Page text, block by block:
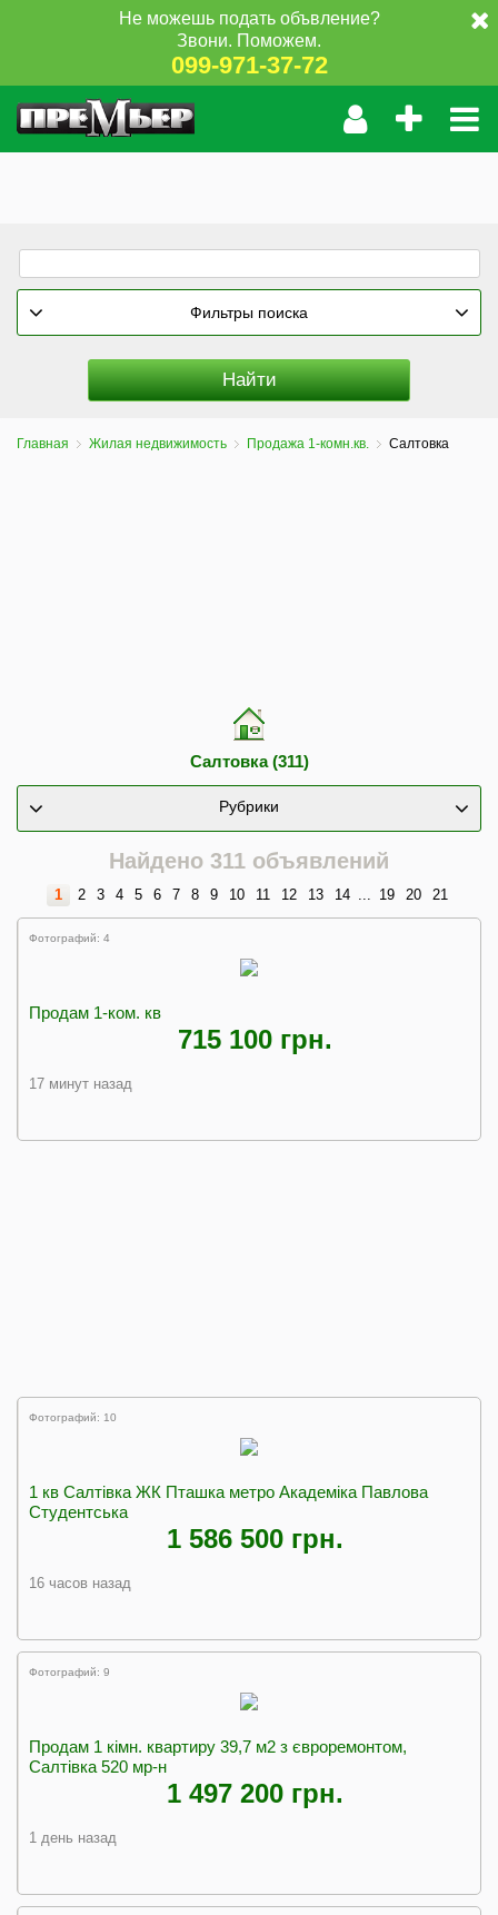
Не можешь подать объвление?
Звони. Поможем.
099-971-37-72
Фильтры поиска
Главная Жилая недвижимость Продажа 1-комн.кв. Салтовка
Салтовка (311)
Рубрики
Найдено 311 объявлений
1 2 3 4 5 6 7 8 9 10 11 12 13 14 ... 19 20 21
Фотографий: 4
Продам 1-ком. кв
715 100 грн.
17 минут назад
Фотографий: 10
1 кв Салтівка ЖК Пташка метро Академіка Павлова
Студентська
1 586 500 грн.
16 часов назад
Фотографий: 9
Продам 1 кімн. квартиру 39,7 м2 з євроремонтом,
Салтівка 520 мр-н
1 497 200 грн.
1 день назад